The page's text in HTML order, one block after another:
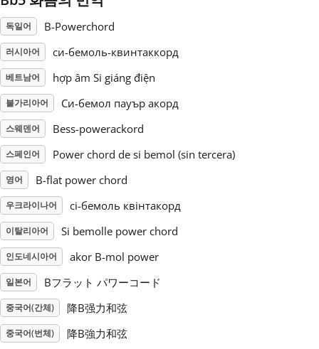
Русский
Svenska
Tiếng Việt
Türkçe
Українська
简体中文
繁體中文
독일어 B-Powerchord
러시아어 си-бемоль-квинтаккорд
베트남어 hợp âm Si giáng điện
불가리아어 Си-бемол пауър акорд
스웨덴어 Bess-powerackord
스페인어 Power chord de si bemol (sin tercera)
영어 B-flat power chord
우크라이나어 сі-бемоль квінтакорд
이탈리아어 Si bemolle power chord
인도네시아어 akor B-mol power
일본어 Bフラット パワーコード
중국어(간체) 降B强力和弦
중국어(번체) 降B強力和弦